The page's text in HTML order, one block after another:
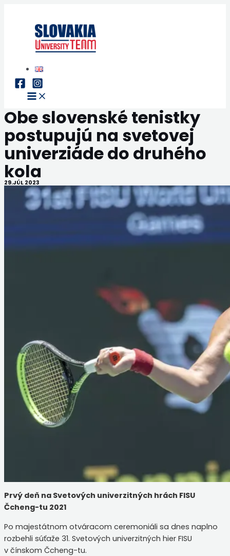
Main
Menu
Obe slovenské tenistky
postupujú na svetovej
univerziáde do druhého
kola
29.JÚL 2023
Prvý deň na Svetových univerzitných hrách FISU
Čcheng-tu 2021
Po majestátnom otváracom ceremoniáli sa dnes naplno
rozbehli súťaže 31. Svetových univerzitných hier FISU
v čínskom Čcheng-tu.